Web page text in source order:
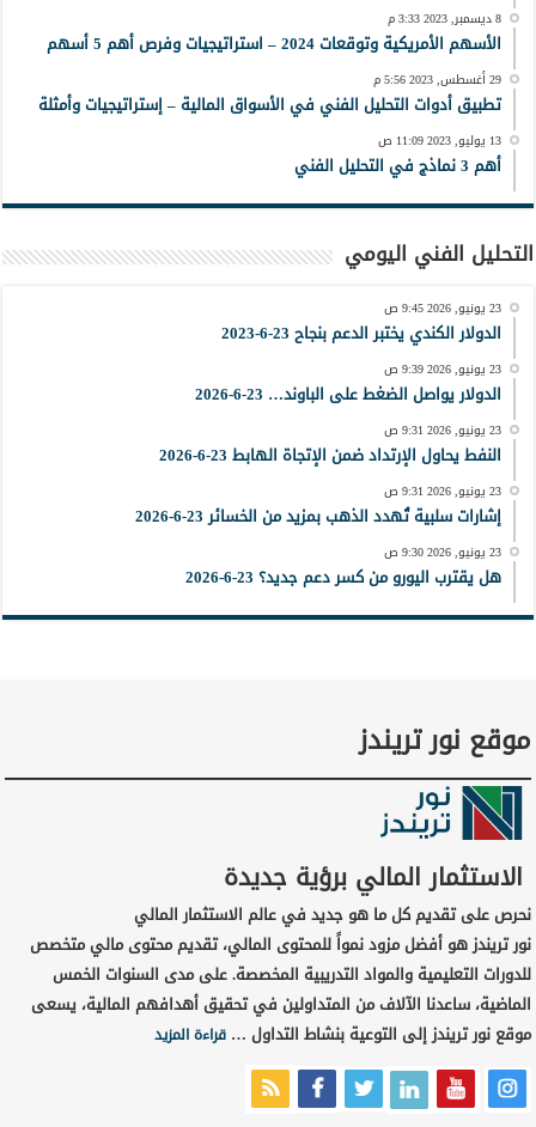
8 ديسمبر, 2023 3:33 م
الأسهم الأمريكية وتوقعات 2024 – استراتيجيات وفرص أهم 5 أسهم
29 أغسطس, 2023 5:56 م
تطبيق أدوات التحليل الفني في الأسواق المالية – إستراتيجيات وأمثلة
13 يوليو, 2023 11:09 ص
أهم 3 نماذج في التحليل الفني
التحليل الفني اليومي
23 يونيو, 2026 9:45 ص
الدولار الكندي يختبر الدعم بنجاح 23-6-2023
23 يونيو, 2026 9:39 ص
الدولار يواصل الضغط على الباوند… 23-6-2026
23 يونيو, 2026 9:31 ص
النفط يحاول الإرتداد ضمن الإتجاة الهابط 23-6-2026
23 يونيو, 2026 9:31 ص
إشارات سلبية تُهدد الذهب بمزيد من الخسائر 23-6-2026
23 يونيو, 2026 9:30 ص
هل يقترب اليورو من كسر دعم جديد؟ 23-6-2026
موقع نور تريندز
الاستثمار المالي برؤية جديدة
نحرص على تقديم كل ما هو جديد في عالم الاستثمار المالي
نور تريندز هو أفضل مزود نمواً للمحتوى المالي، تقديم محتوى مالي متخصص
للدورات التعليمية والمواد التدريبية المخصصة. على مدى السنوات الخمس
الماضية، ساعدنا الآلاف من المتداولين في تحقيق أهدافهم المالية، يسعى
موقع نور تريندز إلى التوعية بنشاط التداول …قراءة المزيد